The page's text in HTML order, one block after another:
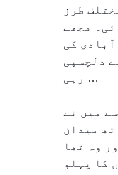
طرز
مجھے
کی
دلچسپی
رہی …
میں نے
میدان
وہ تھا
کا پہلو